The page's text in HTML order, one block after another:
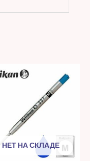
НЕТ НА СКЛАДЕ